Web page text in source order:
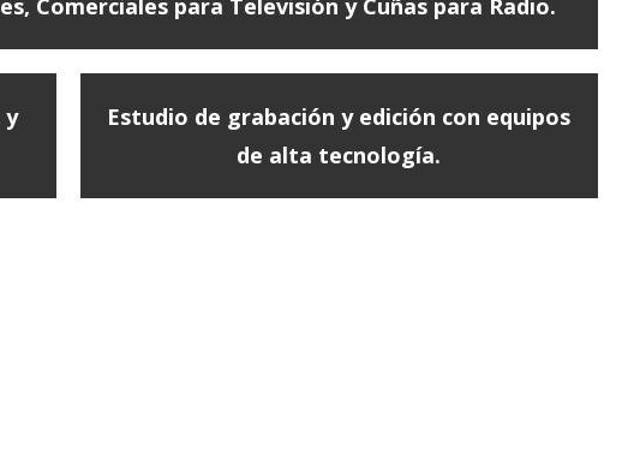
Comerciales para Televisión y Cuñas para Radio.
y
Estudio de grabación y edición con equipos
de alta tecnología.